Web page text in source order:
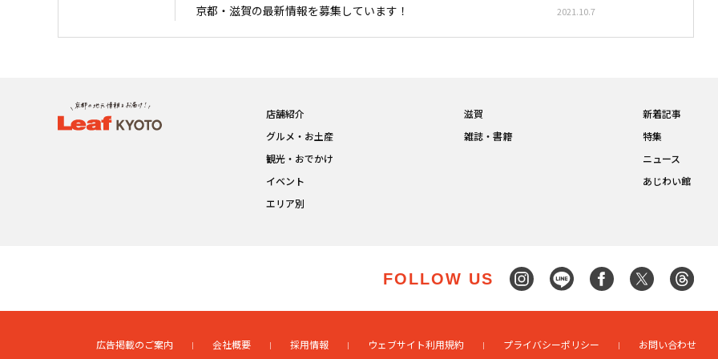
京都・滋賀の最新情報を募集しています！ 2021.10.7
店舗紹介
グルメ・お土産
観光・おでかけ
イベント
エリア別
滋賀
雑誌・書籍
新着記事
特集
ニュース
あじわい館
FOLLOW US
広告掲載のご案内 会社概要 採用情報 ウェブサイト利用規約 プライバシーポリシー お問い合わせ